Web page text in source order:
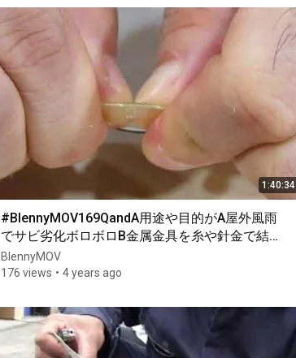
1:40:34
#BlennyMOV169QandA用途や目的がA屋外風雨
でサビ劣化ボロボロB金属金具を糸や針金で結束
補強縛ってCボートFRP船体アルミ船クラック亀
裂対策で#問題解決と対策は共通の落し所
BlennyMOV
176 views
4 years ago